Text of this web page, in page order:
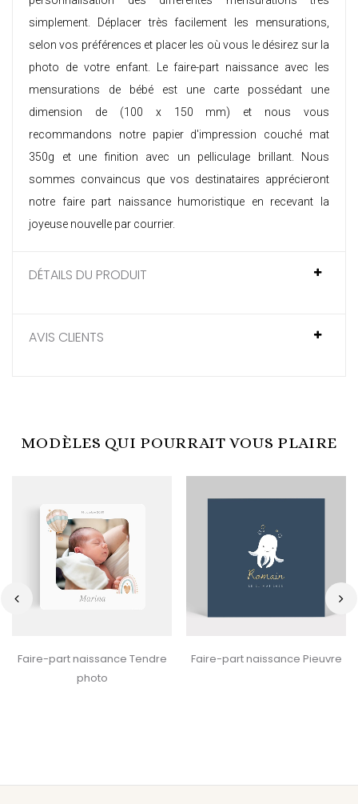
simplement. Déplacer très facilement les mensurations,
selon vos préférences et placer les où vous le désirez sur la
photo de votre enfant. Le faire-part naissance avec les
mensurations de bébé est une carte possédant une
dimension de (100 x 150 mm) et nous vous
recommandons notre papier d'impression couché mat
350g et une finition avec un pelliculage brillant. Nous
sommes convaincus que vos destinataires apprécieront
notre faire part naissance humoristique en recevant la
joyeuse nouvelle par courrier.
DÉTAILS DU PRODUIT
AVIS CLIENTS
MODÈLES QUI POURRAIT VOUS PLAIRE
Faire-part naissance Tendre
photo
Faire-part naissance Pieuvre